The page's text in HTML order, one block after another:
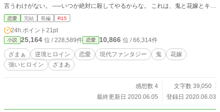
言うわけがない。 ──いつか絶対に殺してやるからな。 これは、鬼と花嫁とキレ
そうな私の話。
恋愛 完結 長編 R15
24h.ポイント 21pt
小説 25,164 位 / 228,589件 恋愛 10,866 位 / 66,314件
ざまぁ 逆境ヒロイン 恋愛 現代ファンタジー 鬼
花嫁
強いヒロイン
ざまあ
感想数 4
文字数 39,050
最終更新日 2020.06.05
登録日 2020.06.03